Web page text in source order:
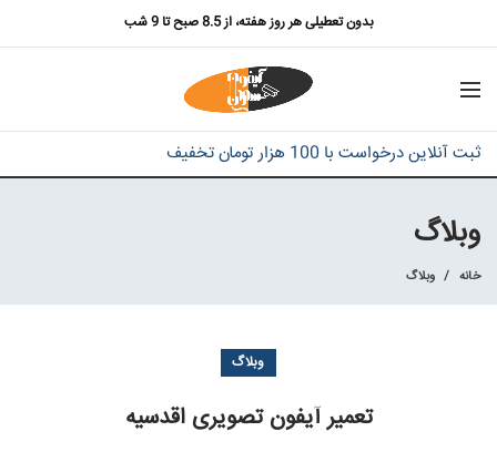
بدون تعطیلی هر روز هفته، از 8.5 صبح تا 9 شب
ثبت آنلاین درخواست با 100 هزار تومان تخفیف
وبلاگ
خانه وبلاگ
وبلاگ
تعمیر آیفون تصویری اقدسیه